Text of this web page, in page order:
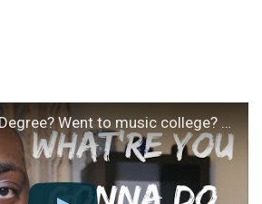
You Got a Music Degree? Went to music college? "What're you gonna do with that?"